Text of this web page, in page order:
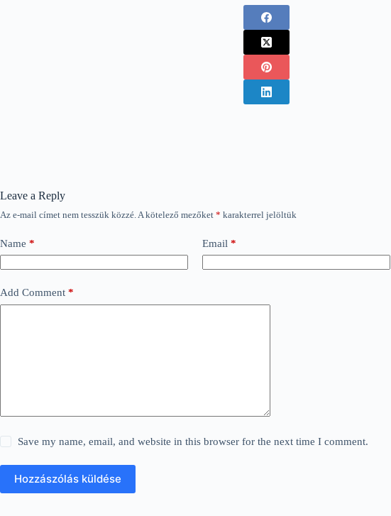
Leave a Reply
Az e-mail címet nem tesszük közzé. A kötelező mezőket * karakterrel jelöltük
Name * Email *
Add Comment *
Save my name, email, and website in this browser for the next time I comment.
Hozzászólás küldése